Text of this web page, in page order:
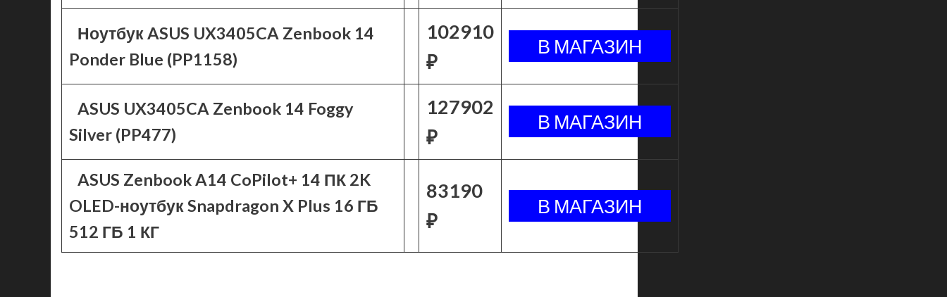
Ноутбук ASUS UX3405CA Zenbook 14
Ponder Blue (PP1158)
102910
₽
ASUS UX3405CA Zenbook 14 Foggy
Silver (PP477)
127902
₽
ASUS Zenbook A14 CoPilot+ 14 ПК 2K
OLED-ноутбук Snapdragon X Plus 16 ГБ
512 ГБ 1 КГ
83190
₽